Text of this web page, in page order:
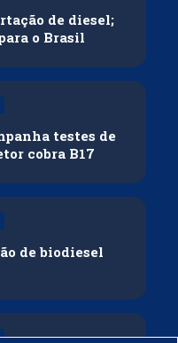
de diesel;
o Brasil
testes de
cobra B17
de biodiesel